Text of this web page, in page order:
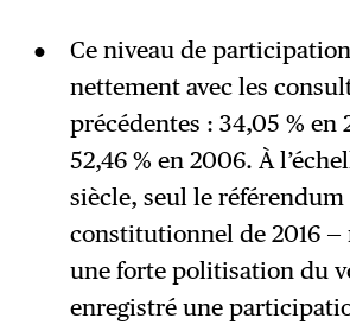
Ce niveau de
nettement avec les
précédentes : 34,05 % en
52,46 % en 2006. À
siècle, seul le référendum
constitutionnel de 2016 —
une forte politisation du
enregistré une